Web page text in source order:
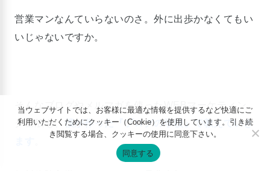
営業マンなんていらないのさ。外に出歩かなくてもい
いじゃないですか。
そんなブログやメルマガを使ったWEBマーケティン
グ全般も、 僕が作った『ブログの学校』で教えていき
当ウェブサイトでは、お客様に最適な情報を提供するなど快適にご
利用いただくためにクッキー（Cookie）を使用しています。引き続
き閲覧する場合、クッキーの使用に同意下さい。
同意する